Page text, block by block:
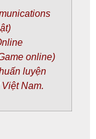
online)
luyện
Nam.